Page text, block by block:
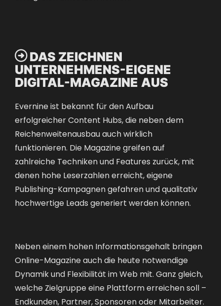
 DAS ZEICHNEN
UNTERNEHMENS-EIGENE
DIGITAL-MAGAZINE AUS
Evernine ist bekannt für den Aufbau
erfolgreicher Content Hubs, die neben dem
Reichenweitenausbau auch wirklich
funktionieren. Die Magazine greifen auf
zahlreiche Techniken und Features zurück, mit
denen hohe Leserzahlen erreicht, eigene
Publishing-Kampagnen gefahren und qualitativ
hochwertige Leads generiert werden können.
Neben einem hohen Informationsgehalt bringen
Online-Magazine auch die heute notwendige
Dynamik und Flexibilität im Web mit. Ganz gleich,
welche Zielgruppe eine Plattform erreichen soll –
Endkunden, Partner, Sponsoren oder Mitarbeiter.